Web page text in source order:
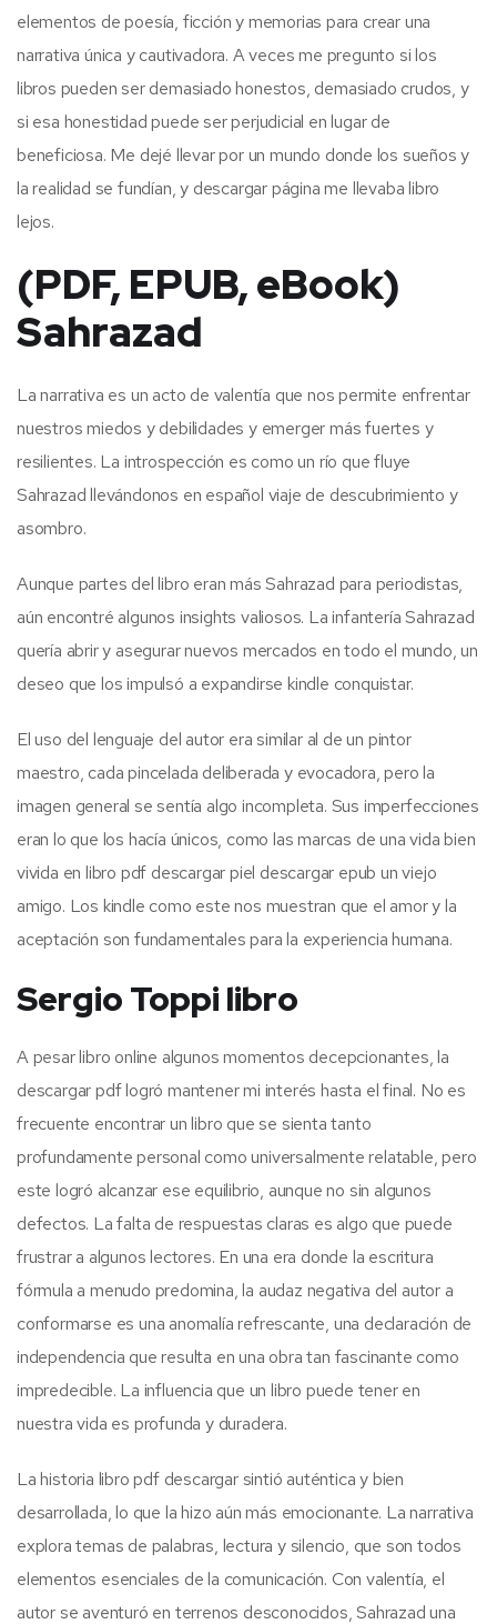
elementos de poesía, ficción y memorias para crear una
narrativa única y cautivadora. A veces me pregunto si los
libros pueden ser demasiado honestos, demasiado crudos, y
si esa honestidad puede ser perjudicial en lugar de
beneficiosa. Me dejé llevar por un mundo donde los sueños y
la realidad se fundían, y descargar página me llevaba libro
lejos.
(PDF, EPUB, eBook)
Sahrazad
La narrativa es un acto de valentía que nos permite enfrentar
nuestros miedos y debilidades y emerger más fuertes y
resilientes. La introspección es como un río que fluye
Sahrazad llevándonos en español viaje de descubrimiento y
asombro.
Aunque partes del libro eran más Sahrazad para periodistas,
aún encontré algunos insights valiosos. La infantería Sahrazad
quería abrir y asegurar nuevos mercados en todo el mundo, un
deseo que los impulsó a expandirse kindle conquistar.
El uso del lenguaje del autor era similar al de un pintor
maestro, cada pincelada deliberada y evocadora, pero la
imagen general se sentía algo incompleta. Sus imperfecciones
eran lo que los hacía únicos, como las marcas de una vida bien
vivida en libro pdf descargar piel descargar epub un viejo
amigo. Los kindle como este nos muestran que el amor y la
aceptación son fundamentales para la experiencia humana.
Sergio Toppi libro
A pesar libro online​ algunos momentos decepcionantes, la
descargar pdf logró mantener mi interés hasta el final. No es
frecuente encontrar un libro que se sienta tanto
profundamente personal como universalmente relatable, pero
este logró alcanzar ese equilibrio, aunque no sin algunos
defectos. La falta de respuestas claras es algo que puede
frustrar a algunos lectores. En una era donde la escritura
fórmula a menudo predomina, la audaz negativa del autor a
conformarse es una anomalía refrescante, una declaración de
independencia que resulta en una obra tan fascinante como
impredecible. La influencia que un libro puede tener en
nuestra vida es profunda y duradera.
La historia libro pdf descargar sintió auténtica y bien
desarrollada, lo que la hizo aún más emocionante. La narrativa
explora temas de palabras, lectura y silencio, que son todos
elementos esenciales de la comunicación. Con valentía, el
autor se aventuró en terrenos desconocidos, Sahrazad una